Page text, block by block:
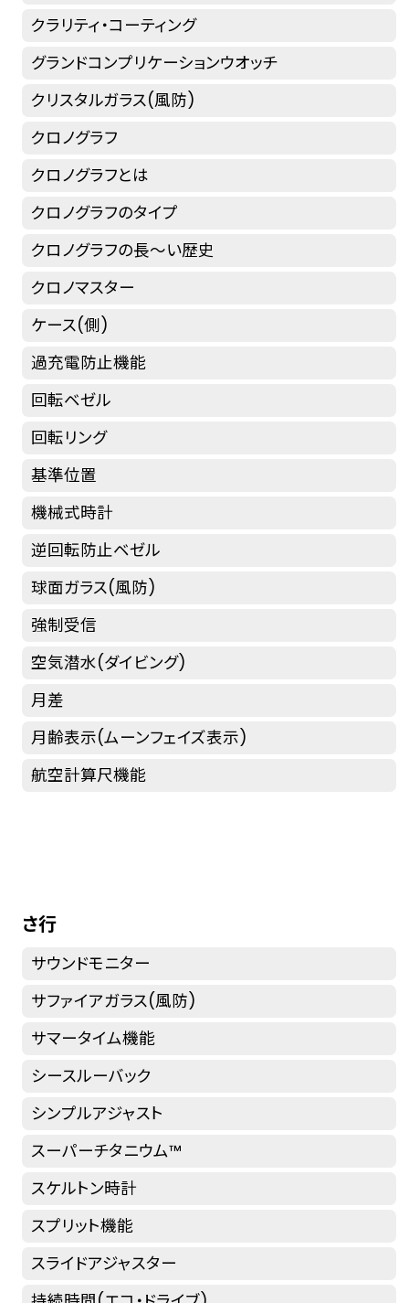
クラリティ・コーティング
グランドコンプリケーションウオッチ
クリスタルガラス(風防)
クロノグラフ
クロノグラフとは
クロノグラフのタイプ
クロノグラフの長～い歴史
クロノマスター
ケース(側)
過充電防止機能
回転ベゼル
回転リング
基準位置
機械式時計
逆回転防止ベゼル
球面ガラス(風防)
強制受信
空気潜水(ダイビング)
月差
月齢表示(ムーンフェイズ表示)
航空計算尺機能
さ行
サウンドモニター
サファイアガラス(風防)
サマータイム機能
シースルーバック
シンプルアジャスト
スーパーチタニウム™
スケルトン時計
スプリット機能
スライドアジャスター